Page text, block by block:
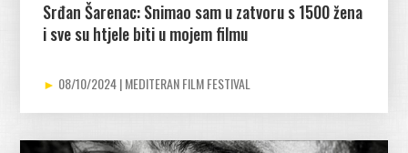
Srđan Šarenac: Snimao sam u zatvoru s 1500 žena
i sve su htjele biti u mojem filmu
08/10/2024